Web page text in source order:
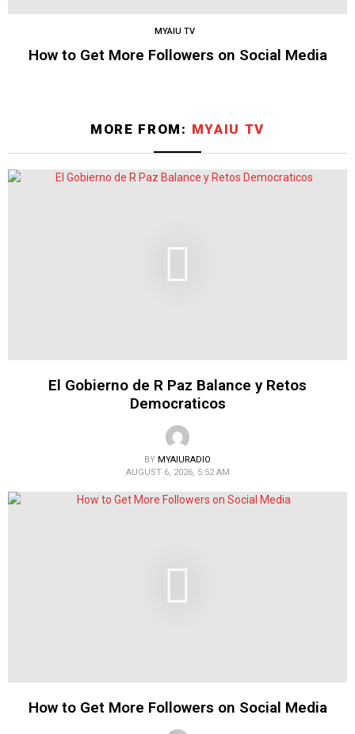
MYAIU TV
How to Get More Followers on Social Media
MORE FROM: MYAIU TV
El Gobierno de R Paz Balance y Retos
Democraticos
BY MYAIURADIO
AUGUST 6, 2026, 5:52 AM
How to Get More Followers on Social Media